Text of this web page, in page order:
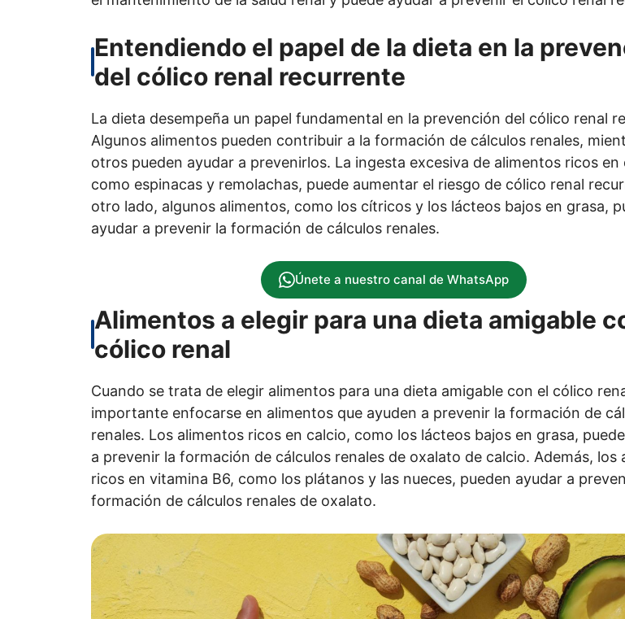
Entendiendo el papel de la dieta en la
del cólico renal recurrente
La dieta desempeña un papel fundamental en la prevención del cólico renal
Algunos alimentos pueden contribuir a la formación de cálculos renales,
otros pueden ayudar a prevenirlos. La ingesta excesiva de alimentos ricos en
como espinacas y remolachas, puede aumentar el riesgo de cólico renal
otro lado, algunos alimentos, como los cítricos y los lácteos bajos en grasa,
ayudar a prevenir la formación de cálculos renales.
Únete a nuestro canal de WhatsApp
Alimentos a elegir para una dieta amigable
cólico renal
Cuando se trata de elegir alimentos para una dieta amigable con el cólico
importante enfocarse en alimentos que ayuden a prevenir la formación de
renales. Los alimentos ricos en calcio, como los lácteos bajos en grasa,
a prevenir la formación de cálculos renales de oxalato de calcio. Además, los
ricos en vitamina B6, como los plátanos y las nueces, pueden ayudar a
formación de cálculos renales de oxalato.